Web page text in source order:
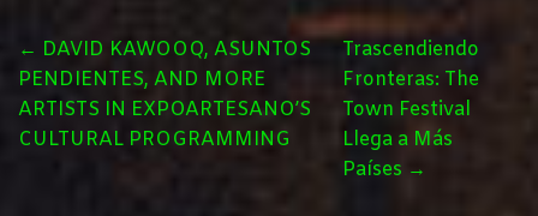
POST
NAVIGATION
← DAVID KAWOOQ, ASUNTOS
PENDIENTES, AND MORE
ARTISTS IN EXPOARTESANO’S
CULTURAL PROGRAMMING
Trascendiendo
Fronteras: The
Town Festival
Llega a Más
Países →